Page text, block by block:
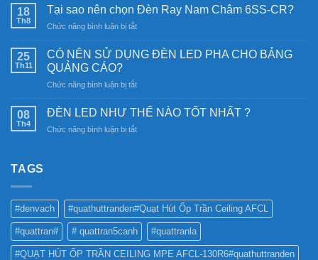
năng
mặt
Khám
nghệ
sáng
18
Th8
Tại sao nên chọn Đèn Ray Nam Châm 6SS-CR?
Chức năng bình luận bị tắtở
sao
Đèn
Nam
6SS-
25
Th11
CÓ NÊN SỬ DỤNG ĐÈN LED PHA CHO BẢNG
QUẢNG CÁO?
Chức năng bình luận bị tắtở
NÊN
DỤNG
QUẢNG
CÁO?
08
Th4
ĐÈN LED NHƯ THẾ NÀO TỐT NHẤT ?
Chức năng bình luận bị tắtở
TỐT
NHẤT
?
TAGS
#denvach #quathuttranden#Quạt Hút Ốp Trần Ceiling AFCL
#quattran# # quattran5canh #quattranla
#QUẠT HÚT ỐP TRẦN CEILING MPE AFCL-130R6#quathuttranden